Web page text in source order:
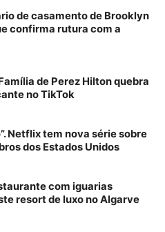
de casamento de Brooklyn
confirma rutura com a
de Perez Hilton quebra
no TikTok
Netflix tem nova série sobre
dos Estados Unidos
com iguarias
resort de luxo no Algarve